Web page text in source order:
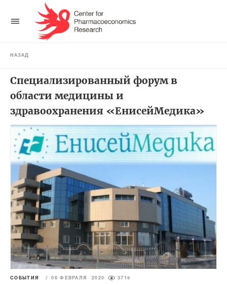
НАЗАД
Специализированный форум в
области медицины и
здравоохранения «ЕнисейМедика»
СОБЫТИЯ / 06 ФЕВРАЛЯ 2020 3719